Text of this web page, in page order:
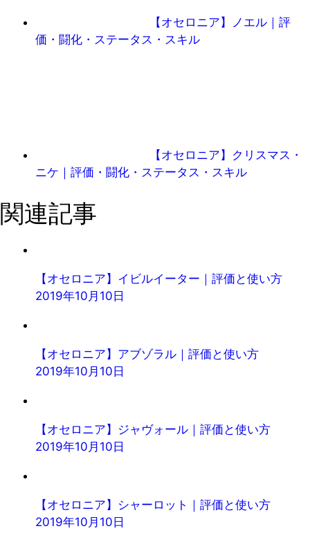
【オセロニア】ノエル｜評
価・闘化・ステータス・スキル
【オセロニア】クリスマス・
ニケ｜評価・闘化・ステータス・スキル
関連記事
【オセロニア】イビルイーター｜評価と使い方
2019年10月10日
【オセロニア】アブゾラル｜評価と使い方
2019年10月10日
【オセロニア】ジャヴォール｜評価と使い方
2019年10月10日
【オセロニア】シャーロット｜評価と使い方
2019年10月10日